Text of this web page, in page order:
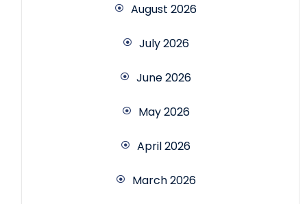
August 2026
July 2026
June 2026
May 2026
April 2026
March 2026